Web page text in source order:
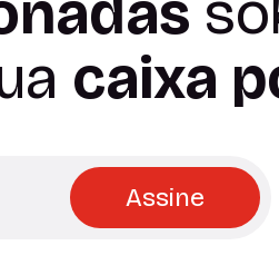
caixa
Assine